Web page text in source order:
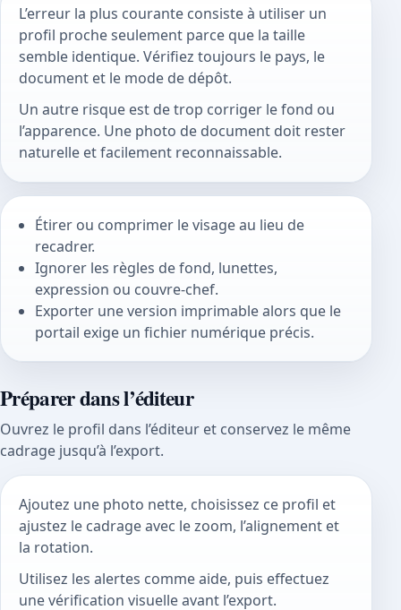
L’erreur la plus courante consiste à utiliser un
profil proche seulement parce que la taille
semble identique. Vérifiez toujours le pays, le
document et le mode de dépôt.
Un autre risque est de trop corriger le fond ou
l’apparence. Une photo de document doit rester
naturelle et facilement reconnaissable.
Étirer ou comprimer le visage au lieu de
recadrer.
Ignorer les règles de fond, lunettes,
expression ou couvre-chef.
Exporter une version imprimable alors que le
portail exige un fichier numérique précis.
Préparer dans l’éditeur
Ouvrez le profil dans l’éditeur et conservez le même
cadrage jusqu’à l’export.
Ajoutez une photo nette, choisissez ce profil et
ajustez le cadrage avec le zoom, l’alignement et
la rotation.
Utilisez les alertes comme aide, puis effectuez
une vérification visuelle avant l’export.